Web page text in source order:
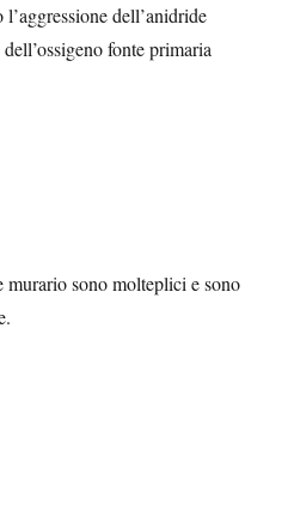
dell’anidride
fonte primaria
sono molteplici e sono